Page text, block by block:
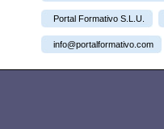
Portal Formativo S.L.U.
info@portalformativo.com